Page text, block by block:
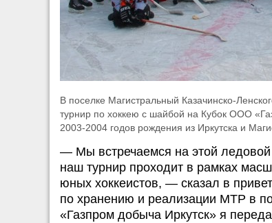
В поселке Магистральный Казачинско-
турнир по хоккею с шайбой на Кубок ООО
2003-2004 годов рождения из Иркутска и
— Мы встречаемся на этой
наш турнир проходит в рамках
юных хоккеистов, — сказал в
по хранению и реализации МТР в
«Газпром добыча Иркутск» я